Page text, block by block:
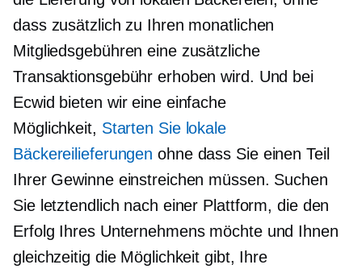
dass zusätzlich zu Ihren monatlichen
Mitgliedsgebühren eine zusätzliche
Transaktionsgebühr erhoben wird. Und bei
Ecwid bieten wir eine einfache
Möglichkeit, Starten Sie lokale
Bäckereilieferungen ohne dass Sie einen Teil
Ihrer Gewinne einstreichen müssen. Suchen
Sie letztendlich nach einer Plattform, die den
Erfolg Ihres Unternehmens möchte und Ihnen
gleichzeitig die Möglichkeit gibt, Ihre